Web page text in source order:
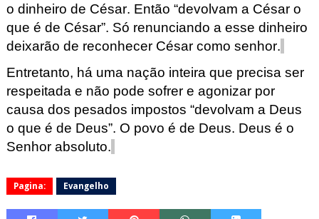
o dinheiro de César. Então “devolvam a César o
que é de César”. Só renunciando a esse dinheiro
deixarão de reconhecer César como senhor.
Entretanto, há uma nação inteira que precisa ser
respeitada e não pode sofrer e agonizar por
causa dos pesados impostos “devolvam a Deus
o que é de Deus”. O povo é de Deus. Deus é o
Senhor absoluto.
Pagina: Evangelho